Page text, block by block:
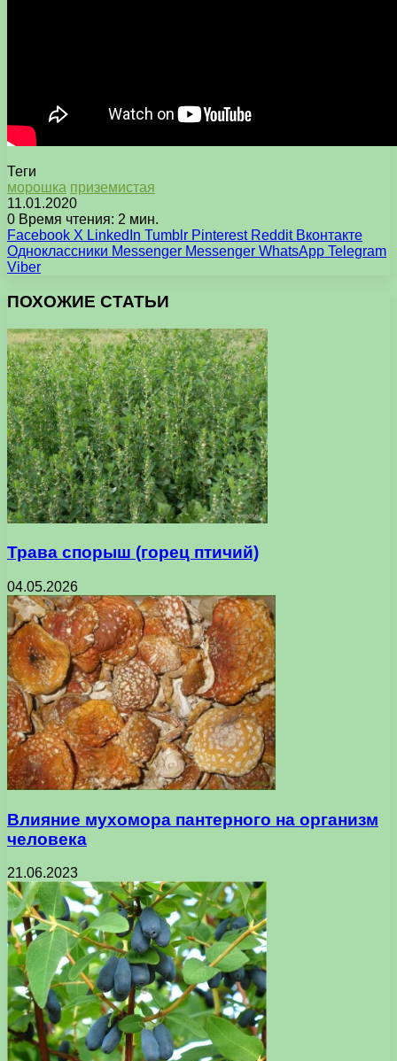
Теги
морошка приземистая
11.01.2020
0 Время чтения: 2 мин.
Facebook X LinkedIn Tumblr Pinterest Reddit Вконтакте
Одноклассники Messenger Messenger WhatsApp Telegram
Viber
ПОХОЖИЕ СТАТЬИ
Трава спорыш (горец птичий)
04.05.2026
Влияние мухомора пантерного на организм
человека
21.06.2023